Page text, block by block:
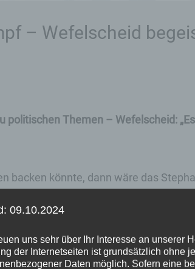
– Wefelscheid
politischen Themen – Wefelscheid:
backen könnte, dann wäre das
der Flutopfer im Ahrtal
im vollbesetzten Saal, fast hundert
nachgestellt werden.
09.10.2024
uns sehr über Ihr Interesse an unserer
der Internetseiten ist grundsätzlich ohne
Daten möglich. Sofern eine